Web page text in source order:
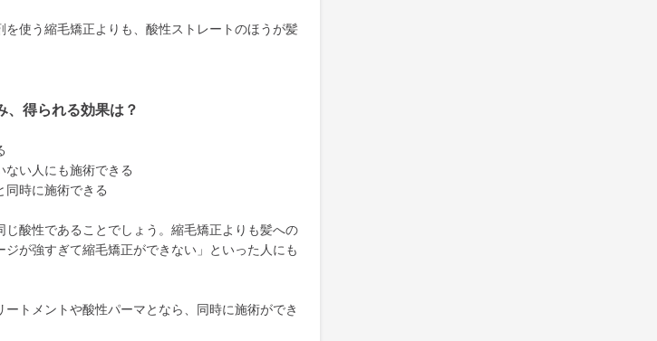
使う縮毛矯正よりも、酸性ストレートのほうが髪
、得られる効果は？
ない人にも施術できる
同時に施術できる
酸性であることでしょう。縮毛矯正よりも髪への
が強すぎて縮毛矯正ができない」といった人にも
トメントや酸性パーマとなら、同時に施術ができ